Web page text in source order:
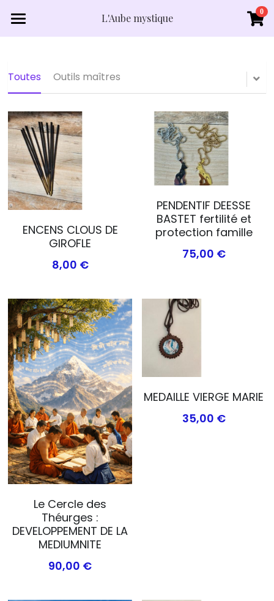
L'Aube mystique 0
Accueil
Boutique
Lexique minéraux
Qui suis je?
Contact
Toutes Outils maîtres
ENCENS CLOUS DE
GIROFLE
8,00 €
PENDENTIF DEESSE
BASTET fertilité et
protection famille
75,00 €
Le Cercle des
Théurges :
DEVELOPPEMENT DE LA
MEDIUMNITE
90,00 €
MEDAILLE VIERGE MARIE
35,00 €
×
LES CATÉGORIES DE LA BOUTIQUE